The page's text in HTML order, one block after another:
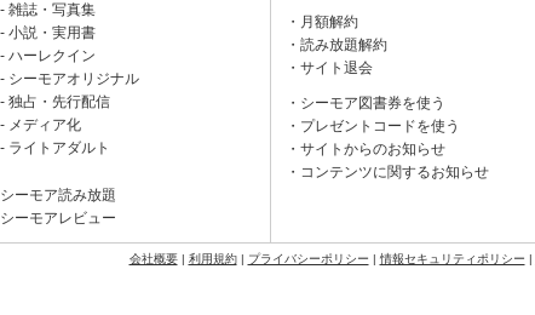
雑誌・写真集
小説・実用書
ハーレクイン
シーモアオリジナル
独占・先行配信
メディア化
ライトアダルト
シーモア読み放題
シーモアレビュー
月額解約
読み放題解約
サイト退会
シーモア図書券を使う
プレゼントコードを使う
サイトからのお知らせ
コンテンツに関するお知らせ
会社概要| 利用規約| プライバシーポリシー | 情報セキュリティポリシー |